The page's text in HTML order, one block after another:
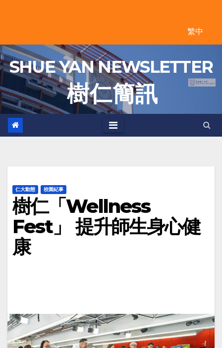
繁中
SHUE YAN NEWSLETTER
樹 仁 簡 訊
仁大動態 校園紀事
樹仁「Wellness
Fest」 提升師生身心健
康